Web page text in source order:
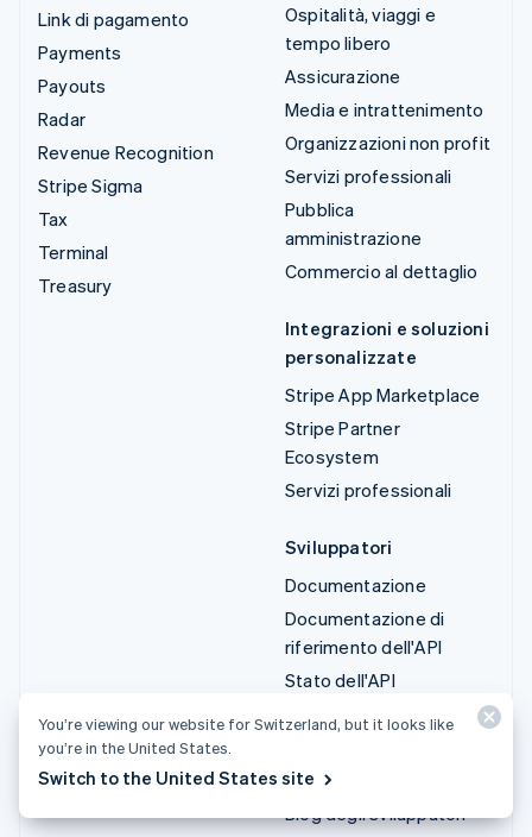
Link di pagamento
Payments
Payouts
Radar
Revenue Recognition
Stripe Sigma
Tax
Terminal
Treasury
Ospitalità, viaggi e
tempo libero
Assicurazione
Media e intrattenimento
Organizzazioni non profit
Servizi professionali
Pubblica
amministrazione
Commercio al dettaglio
Integrazioni e soluzioni
personalizzate
Stripe App Marketplace
Stripe Partner
Ecosystem
Servizi professionali
Sviluppatori
Documentazione
Documentazione di
riferimento dell'API
Stato dell'API
Log delle modifiche API
Stripe Projects
Blog degli sviluppatori
You’re viewing our website for Switzerland, but it looks like
you’re in the United States.
Switch to the United States site